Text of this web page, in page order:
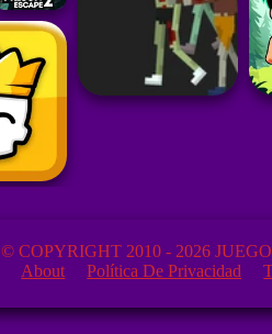
© COPYRIGHT 2010 - 2026
About
Política De Privacidad